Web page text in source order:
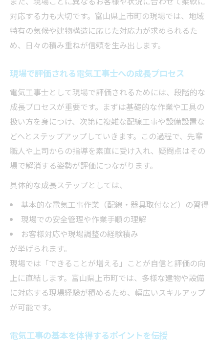
対応する力も大切です。富山県上市町の現場では、地域
特有の気候や建物構造に応じた対応力が求められるた
め、日々の積み重ねが信頼を生み出します。
現場で評価される電気工事士への成長プロセス
電気工事士として現場で評価されるためには、段階的な
成長プロセスが重要です。まずは基礎的な作業や工具の
扱い方を身につけ、次第に複雑な配線工事や設備設置な
どへとステップアップしていきます。この過程で、先輩
職人や上司からの指導を素直に受け入れ、疑問点はその
場で解消する姿勢が評価につながります。
具体的な成長ステップとしては、
基本的な電気工事作業（配線・器具取付など）の習得
現場での安全管理や作業手順の理解
お客様対応や現場調整の経験積み
が挙げられます。
現場では「できることが増える」ことが自信と評価の向
上に直結します。富山県上市町では、多様な建物や設備
に対応する現場経験が積めるため、幅広いスキルアップ
が可能です。
電気工事の基本を体得するポイントを伝授